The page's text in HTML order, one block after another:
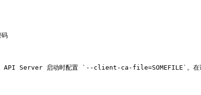
API Server 启动时配置 `--client-ca-file=SOMEFILE`。在证